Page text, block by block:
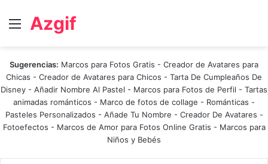
Menú
Azgif
Sugerencias: Marcos para Fotos Gratis - Creador de Avatares para
Chicas - Creador de Avatares para Chicos - Tarta De Cumpleaños De
Disney - Añadir Nombre Al Pastel - Marcos para Fotos de Perfil - Tartas
animadas románticos - Marco de fotos de collage - Románticas -
Pasteles Personalizados - Añade Tu Nombre - Creador De Avatares -
Fotoefectos - Marcos de Amor para Fotos Online Gratis - Marcos para
Niños y Bebés